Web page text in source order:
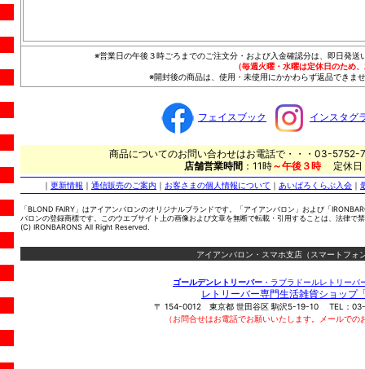
※営業日の午後３時ごろまでのご注文分・および入金確認分は、即日発
（毎週火曜・水曜は定休日のため
※開封後の商品は、使用・未使用にかかわらず返品できま
フェイスブック インスタグ
商品についてのお問い合わせはお電話で・・・03-5752-
店舗営業時間 ：11時～午後３時 定休
｜ 更新情報 ｜ 通信販売のご案内 ｜ お客さまの個人情報について ｜ あいばろくらぶ入会 ｜
「BLOND FAIRY」はアイアンバロンのオリジナルブランドです。「アイアンバロン」および「
バロンの登録商標です。このウエブサイト上の画像および文章を無断で転載・引用することは、法律で
(C) IRONBARONS All Right Reserved.
アイアンバロン・スマホ支店（スマートフォ
ゴールデンレトリーバー ・ラブラドールレトリー
レトリーバー専門生活雑貨ショップ
〒 154-0012 東京都 世田谷区 駒沢5-19-10 TEL：
（お問合せはお電話でお願いいたします。メールで